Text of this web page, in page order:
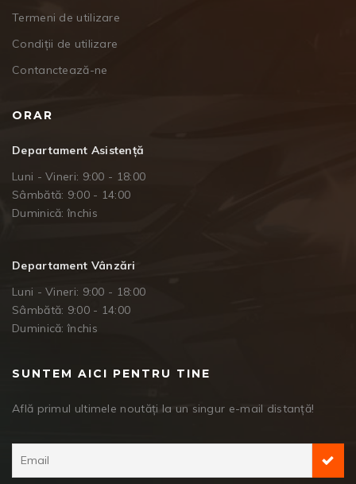
Termeni de utilizare
Condiții de utilizare
Contanctează-ne
ORAR
Departament Asistență
Luni - Vineri: 9:00 - 18:00
Sâmbătă: 9:00 - 14:00
Duminică: închis
Departament Vânzări
Luni - Vineri: 9:00 - 18:00
Sâmbătă: 9:00 - 14:00
Duminică: închis
SUNTEM AICI PENTRU TINE
Află primul ultimele noutăți la un singur e-mail distanță!